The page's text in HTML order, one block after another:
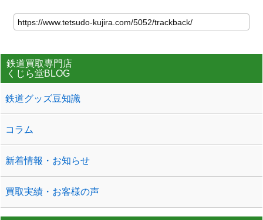
鉄道買取専門店
くじら堂BLOG
鉄道グッズ豆知識
コラム
新着情報・お知らせ
買取実績・お客様の声